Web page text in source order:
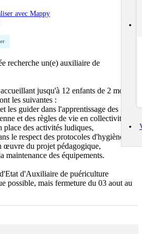
avec Mappy
recherche un(e) auxiliaire de
jusqu'à 12 enfants de 2 mois à
les suivantes :
les guider dans l'apprentissage des
et des règles de vie en collectivité,
place des activités ludiques,
le respect des protocoles d'hygiène,
œuvre du projet pédagogique,
maintenance des équipements.
d'Auxiliaire de puériculture
possible, mais fermeture du 03 aout au